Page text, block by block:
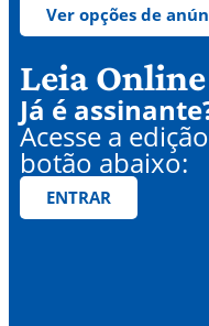
Ver opções de
Leia Online
Já é
Acesse a
botão abaixo:
ENTRAR